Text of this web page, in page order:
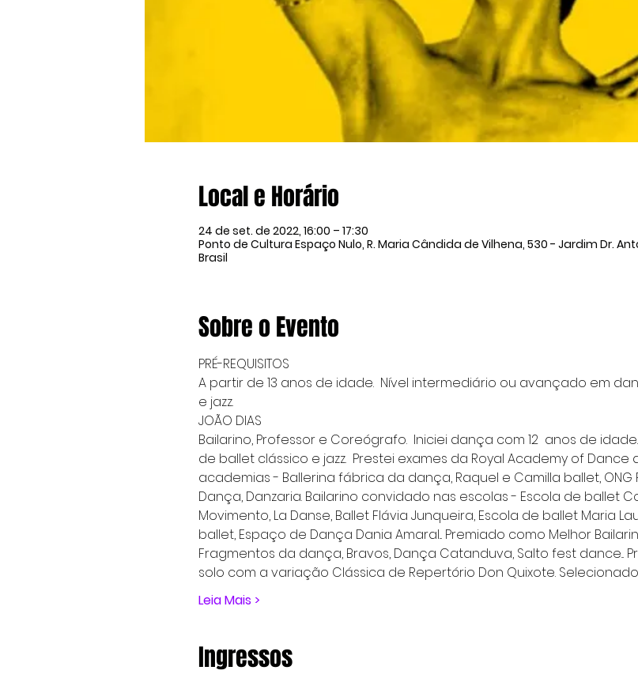
Local e Horário
24 de set. de 2022, 16:00 – 17:30
Ponto de Cultura Espaço Nulo, R. Maria Cândida de Vilhena, 530 - Jardim Dr.
Brasil
Sobre o Evento
PRÉ-REQUISITOS
A partir de 13 anos de idade.  Nível intermediário ou avançado em
e jazz.
JOÃO DIAS
Bailarino, Professor e Coreógrafo.  Iniciei dança com 12  anos de
de ballet clássico e jazz.  Prestei exames da Royal Academy of Dance
academias - Ballerina fábrica da dança, Raquel e Camilla ballet, ONG
Dança, Danzaria. Bailarino convidado nas escolas - Escola de ballet
Movimento, La Danse, Ballet Flávia Junqueira, Escola de ballet Maria
ballet, Espaço de Dança Dania Amaral... Premiado como Melhor
Fragmentos da dança, Bravos, Dança Catanduva, Salto fest
solo com a variação Clássica de Repertório Don Quixote.
Leia Mais >
Ingressos